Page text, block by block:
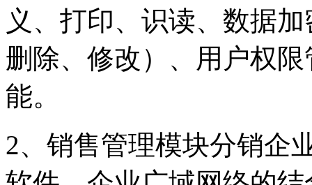
义、打印、识读、数据
删除、修改）、用户权
能。
2、销售管理模块分销企